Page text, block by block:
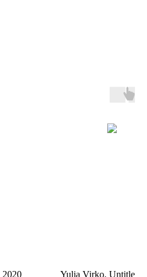
Yulia Virko. Untitled,